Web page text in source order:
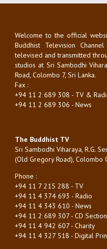
Welcome to the official
Buddhist Television
televised and transmitted
studios at Sri Sambodhi
Road, Colombo 7, Sri Lanka.
Fax :
+94 11 2 689 308 - TV &
+94 11 2 689 306 - News
The Buddhist TV
Sri Sambodhi Viharaya, R.G.
(Old Gregory Road), Colombo
Phone :
+94 11 7 215 288 - TV
+94 11 4 374 693 - Radio
+94 11 4 343 610 - News
+94 11 2 689 307 - CD Section
+94 11 4 942 607 - Charity
+94 11 4 327 518 - Digital